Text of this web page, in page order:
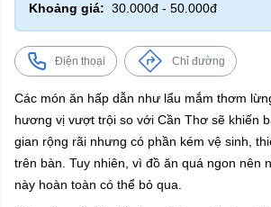
Khoảng giá: 30.000đ - 50.000đ
Điện thoại Chỉ đường
Các món ăn hấp dẫn như lẩu mắm thơm
hương vị vượt trội so với Cần Thơ sẽ khiến
gian rộng rãi nhưng có phần kém vệ sinh,
trên bàn. Tuy nhiên, vì đồ ăn quá ngon nên
này hoàn toàn có thể bỏ qua.